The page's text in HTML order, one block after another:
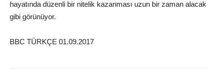
hayatında düzenli bir nitelik kazanması uzun bir zaman alacak
gibi görünüyor.
BBC TÜRKÇE 01.09.2017